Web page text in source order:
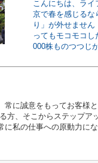
こんにちは、ライ
京で春を感じるな
り」が外せませ
ってもモコモコ
000株ものつつじ
に誠意をもってお客様
方、そこからステップア
私の仕事への原動力にな